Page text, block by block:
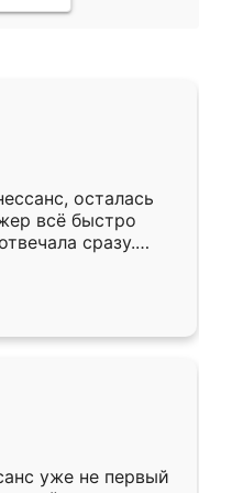
осталась
всё быстро
сразу.
подошёл к
Собрали
аккуратно, даже
уже не первый